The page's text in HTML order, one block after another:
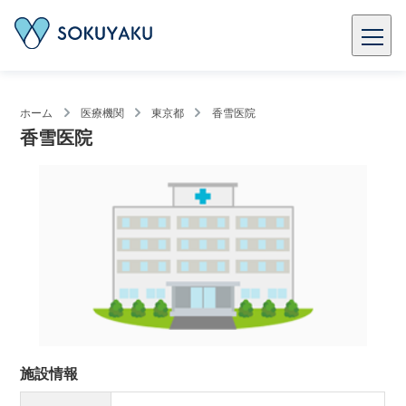
ホーム 医療機関 東京都 香雪医院
香雪医院
施設情報